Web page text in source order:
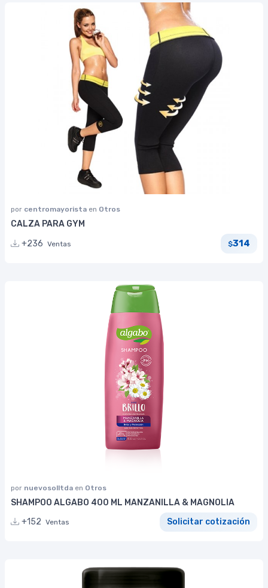
por centromayorista en Otros
CALZA PARA GYM
+236 Ventas $314
por nuevosolltda en Otros
SHAMPOO ALGABO 400 ML MANZANILLA & MAGNOLIA
+152 Ventas Solicitar cotización